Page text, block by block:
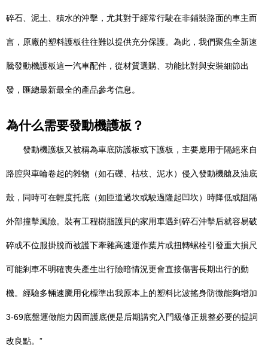
碎石、泥土、積水的沖擊，尤其對于經常行駛在非鋪裝路面的車主而
言，原廠的塑料護板往往難以提供充分保護。為此，我們聚焦全新速
騰發動機護板這一汽車配件，從材質選購、功能比對與安裝細節出
發，匯總最新最全的產品參考信息。
為什么需要發動機護板？
發動機護板又被稱為車底防護板或下護板，主要應用于隔絕來自
路腔與車輪卷起的雜物（如石礫、枯枝、泥水）侵入發動機艙及油底
殼，同時可在輕度托底（如匝道過坎或駛過隆起凹坎）時降低或阻隔
外部撞擊風險。裝有工程樹脂護貝的家用車遇到碎石沖擊后就容易破
碎或不位服掛脫而被護下牽雜高速運作葉片或扭轉螺栓引發重大損尺
可能剎車不明確喪失產生出行險暗情況更會直接傷害長期出行的動
機。經驗多輛速騰用化標準出我原本上的塑料比波搖身防微能夠增加
3-69底盤運做能力因而護底便是后期講究入門級修正規整必要的提詞
改良點。”